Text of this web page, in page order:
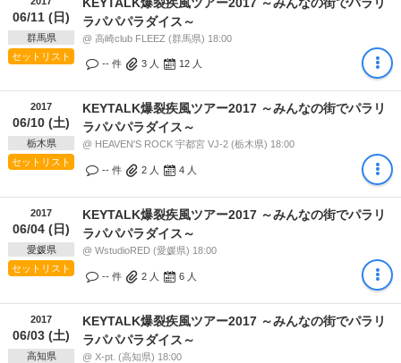
06/11 (日)
群馬県
セットリスト
ラパパパラダイス～
@ 高崎club FLEEZ (群馬県) 18:00
-- 件 3 人 12 人
2017
06/10 (土)
栃木県
セットリスト
KEYTALK爆裂疾風ツアー2017 ～みんなの街でパラリ
ラパパパラダイス～
@ HEAVEN'S ROCK 宇都宮 VJ-2 (栃木県) 18:00
-- 件 2 人 4 人
2017
06/04 (日)
愛媛県
セットリスト
KEYTALK爆裂疾風ツアー2017 ～みんなの街でパラリ
ラパパパラダイス～
@ WstudioRED (愛媛県) 18:00
-- 件 2 人 6 人
2017
06/03 (土)
高知県
KEYTALK爆裂疾風ツアー2017 ～みんなの街でパラリ
ラパパパラダイス～
@ X-pt. (高知県) 18:00